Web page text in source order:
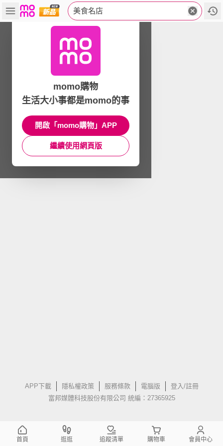
美食名店
APP下載 隱私權政策 服務條款 電腦版
登入/註冊
富邦媒體科技股份有限公司 統編：27365925
momo購物
生活大小事都是momo的事
開啟「momo購物」APP
繼續使用網頁版
首頁 逛逛 追蹤清單 購物車 會員中心